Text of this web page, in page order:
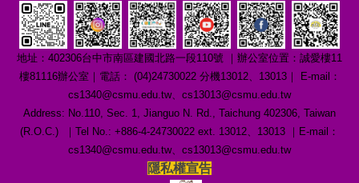
地址：402306台中市南區建國北路一段110號 ｜辦公室位置：誠愛樓11
樓81116辦公室｜電話： (04)24730022 分機13012、13013｜ E-mail：
cs1340@csmu.edu.tw、cs13013@csmu.edu.tw
Address: No.110, Sec. 1, Jianguo N. Rd., Taichung 402306, Taiwan
(R.O.C.) ｜Tel No.: +886-4-24730022 ext. 13012、13013 ｜E-mail：
cs1340@csmu.edu.tw、cs13013@csmu.edu.tw
隱私權宣告